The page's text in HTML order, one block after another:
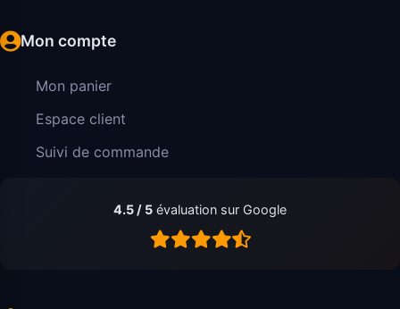
Mon compte
Mon panier
Espace client
Suivi de commande
4.5 / 5 évaluation sur Google